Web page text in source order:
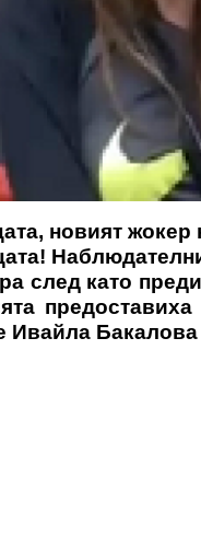
новият
след като
Ивайла